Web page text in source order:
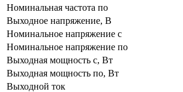
Номинальная частота по
Выходное напряжение, В
Номинальное напряжение с
Номинальное напряжение по
Выходная мощность с, Вт
Выходная мощность по, Вт
Выходной ток